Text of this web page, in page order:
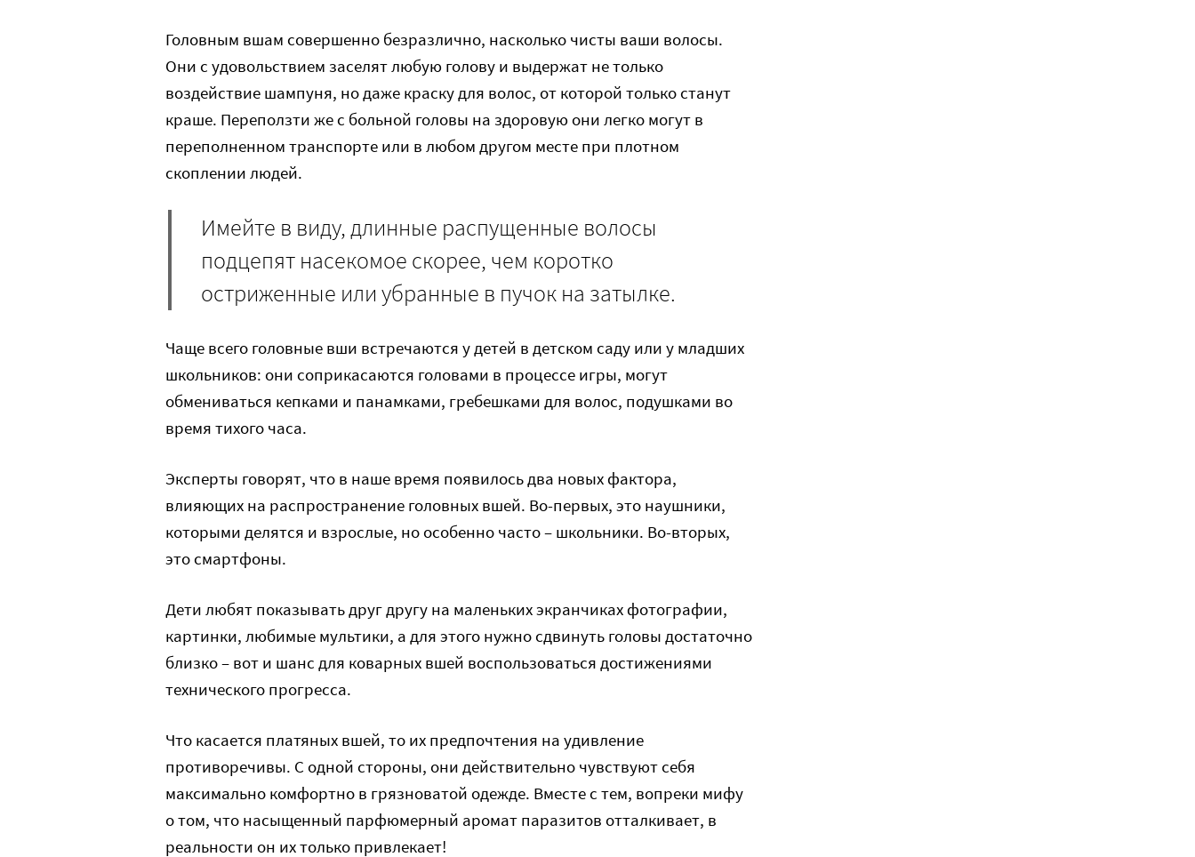
Головным вшам совершенно безразлично, насколько чисты ваши волосы.
Они с удовольствием заселят любую голову и выдержат не только
воздействие шампуня, но даже краску для волос, от которой только станут
краше. Переползти же с больной головы на здоровую они легко могут в
переполненном транспорте или в любом другом месте при плотном
скоплении людей.
Имейте в виду, длинные распущенные волосы
подцепят насекомое скорее, чем коротко
остриженные или убранные в пучок на затылке.
Чаще всего головные вши встречаются у детей в детском саду или у младших
школьников: они соприкасаются головами в процессе игры, могут
обмениваться кепками и панамками, гребешками для волос, подушками во
время тихого часа.
Эксперты говорят, что в наше время появилось два новых фактора,
влияющих на распространение головных вшей. Во-первых, это наушники,
которыми делятся и взрослые, но особенно часто – школьники. Во-вторых,
это смартфоны.
Дети любят показывать друг другу на маленьких экранчиках фотографии,
картинки, любимые мультики, а для этого нужно сдвинуть головы достаточно
близко – вот и шанс для коварных вшей воспользоваться достижениями
технического прогресса.
Что касается платяных вшей, то их предпочтения на удивление
противоречивы. С одной стороны, они действительно чувствуют себя
максимально комфортно в грязноватой одежде. Вместе с тем, вопреки мифу
о том, что насыщенный парфюмерный аромат паразитов отталкивает, в
реальности он их только привлекает!